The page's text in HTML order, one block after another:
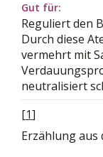
Gut für:
Reguliert den
Durch diese
vermehrt mit
neutralisiert
[1]
Erzählung